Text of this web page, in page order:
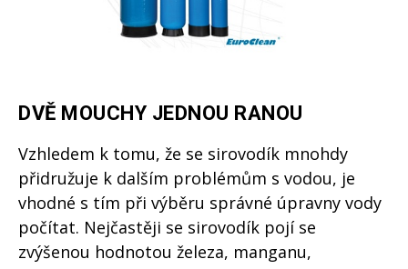
DVĚ MOUCHY JEDNOU RANOU
Vzhledem k tomu, že se sirovodík mnohdy
přidružuje k dalším problémům s vodou, je
vhodné s tím při výběru správné úpravny vody
počítat. Nejčastěji se sirovodík pojí se
zvýšenou hodnotou železa, manganu,